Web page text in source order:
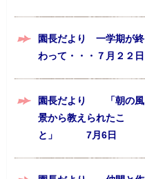
園長だより 一学期が終
わって・・・７月２２日
園長だより 「朝の風
景から教えられたこ
と」 7月6日